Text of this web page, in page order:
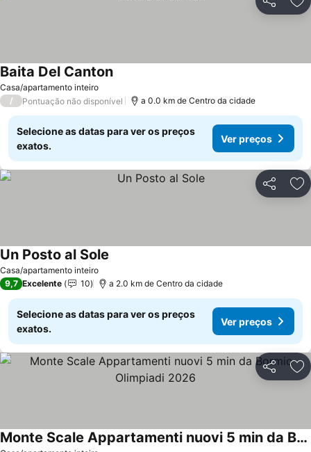
Partilhar
Casa/apartamento inteiro
Baita Del Canton
/ Pontuação não disponível a 0.0 km de Centro da cidade
Selecione as datas para ver os preços
exatos.
Ver preços
Partilhar
Casa/apartamento inteiro
Un Posto al Sole
9,7 Excelente 10 a 2.0 km de Centro da cidade
Selecione as datas para ver os preços
exatos.
Ver preços
Partilhar
Monte Scale Appartamenti nuovi 5 min da Bormio Olimpiadi 2026